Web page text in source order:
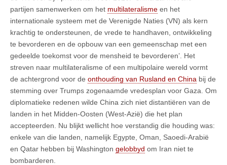
partijen samenwerken om het multilateralisme en het
internationale systeem met de Verenigde Naties (VN) als kern
krachtig te ondersteunen, de vrede te handhaven, ontwikkeling
te bevorderen en de opbouw van een gemeenschap met een
gedeelde toekomst voor de mensheid te bevorderen’. Het
streven naar multilateralisme of een multipolaire wereld vormt
de achtergrond voor de onthouding van Rusland en China bij de
stemming over Trumps zogenaamde vredesplan voor Gaza. Om
diplomatieke redenen wilde China zich niet distantiëren van de
landen in het Midden-Oosten (West-Azië) die het plan
accepteerden. Nu blijkt wellicht hoe verstandig die houding was:
enkele van die landen, namelijk Egypte, Oman, Saoedi-Arabië
en Qatar hebben bij Washington gelobbyd om Iran niet te
bombarderen.